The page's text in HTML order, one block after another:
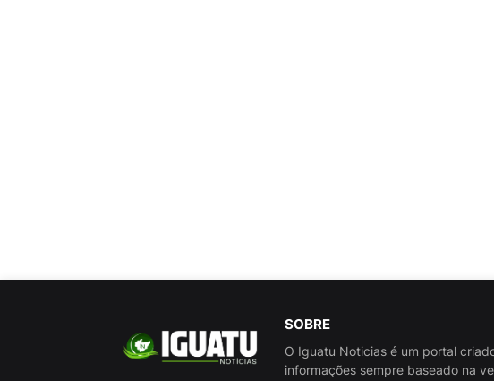
SOBRE
O Iguatu Noticias é um portal
informações sempre baseado na